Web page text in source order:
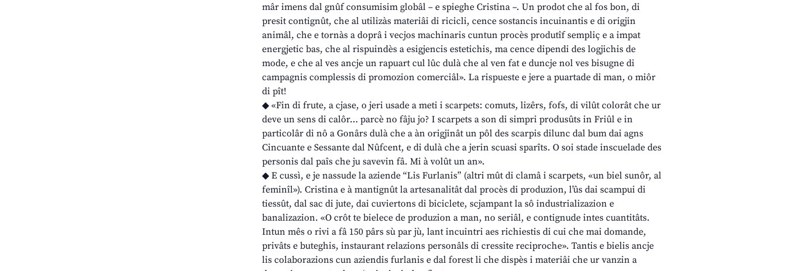
mâr imens dal gnûf consumisim globâl – e spieghe Cristina –. Un prodot che al fos bon, di
presit contignût, che al utilizàs materiâi di ricicli, cence sostancis incuinantis e di origjin
animâl, che e tornàs a doprâ i vecjos machinaris cuntun procès produtîf sempliç e a impat
energjetic bas, che al rispuindès a esigjencis estetichis, ma cence dipendi des logjichis de
mode, e che al ves ancje un rapuart cul lûc dulà che al ven fat e duncje nol ves bisugne di
campagnis complessis di promozion comerciâl». La rispueste e jere a puartade di man, o miôr
di pît!
◆ «Fin di frute, a cjase, o jeri usade a meti i scarpets: comuts, lizêrs, fofs, di vilût colorât che ur
deve un sens di calôr… parcè no fâju jo? I scarpets a son di simpri produsûts in Friûl e in
particolâr di nô a Gonârs dulà che a àn origjinât un pôl des scarpis dilunc dal bum dai agns
Cincuante e Sessante dal Nûfcent, e di dulà che a jerin scuasi sparîts. O soi stade inscuelade des
personis dal paîs che ju savevin fâ. Mi à volût un an».
◆ E cussì, e je nassude la aziende “Lis Furlanis” (altri mût di clamâ i scarpets, «un biel sunôr, al
feminîl»). Cristina e à mantignût la artesanalitât dal procès di produzion, l’ûs dai scampui di
tiessût, dal sac di jute, dai cuviertons di biciclete, scjampant la sô industrializazion e
banalizazion. «O crôt te bielece de produzion a man, no seriâl, e contignude intes cuantitâts.
Intun mês o rivi a fâ 150 pârs sù par jù, lant incuintri aes richiestis di cui che mai domande,
privâts e buteghis, instaurant relazions personâls di cressite reciproche». Tantis e bielis ancje
lis colaborazions cun aziendis furlanis e dal forest li che dispès i materiâi che ur vanzin a